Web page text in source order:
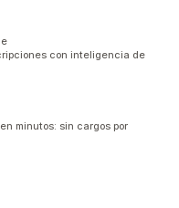
con inteligencia de
minutos: sin cargos por